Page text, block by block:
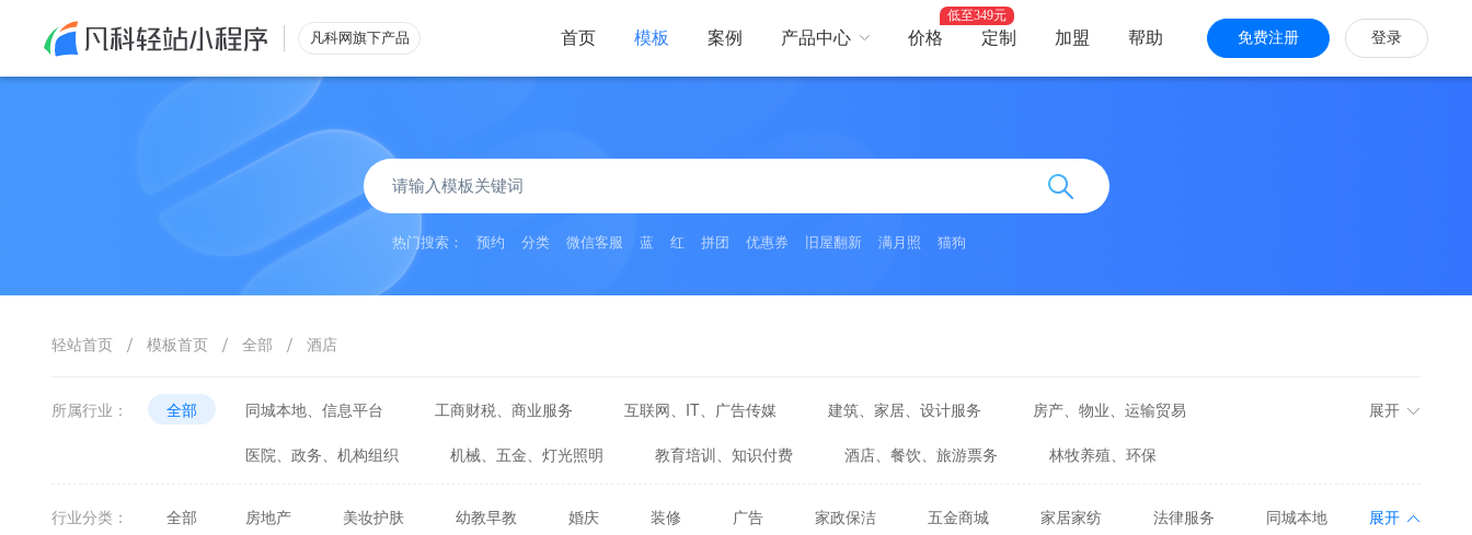
凡科网旗下产品 首页 模板 案例 产品中心
快手小程序
运营 等级会员 商机雷达 员工权限
价格
低至349元
定制 加盟 帮助 免费注册 登录
热门搜索： 预约 分类 微信客服 蓝 红 拼团 优惠券 旧屋翻新 满月照 猫狗
轻站首页 / 模板首页 / 全部 / 酒店
所属行业： 全部 同城本地、信息平台 工商财税、商业服务 互联网、IT、广告传媒 建筑、家居、设计服务 房产、物业、运输贸易
医院、政务、机构组织 机械、五金、灯光照明 教育培训、知识付费 酒店、餐饮、旅游票务 林牧养殖、环保
展开
行业分类： 全部 房地产 美妆护肤 幼教早教 婚庆 装修 广告 家政保洁 五金商城 家居家纺 法律服务 同城本地 展开